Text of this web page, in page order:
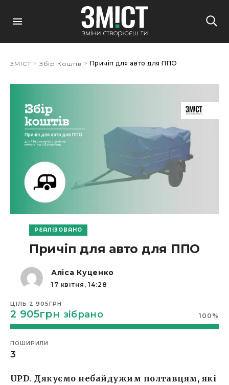
ЗМІСТ > Збір Коштів > Причіп для авто для ППО
РЕАЛІЗОВАНО
Причіп для авто для ППО
Аліса Куценко
17 квітня, 14:28
ЦІЛЬ 2 905ГРН
2 905грн зібрано 100 %
ПОШИРИЛИ
3
UPD.Дякуємо небайдужим полтавцям, які